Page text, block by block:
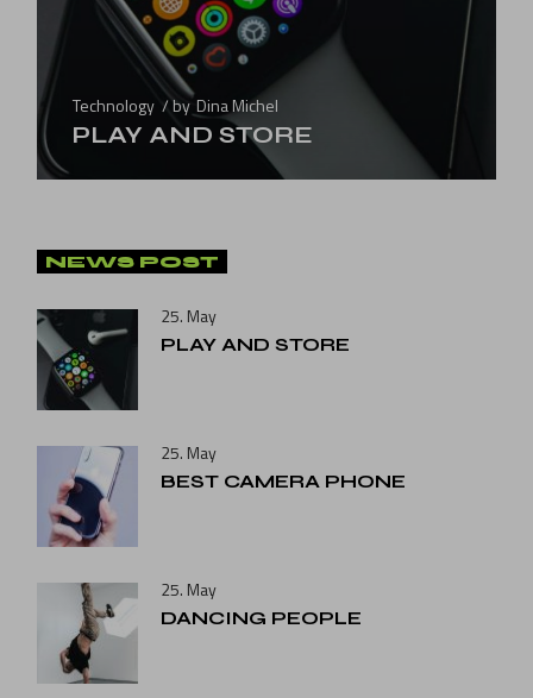
Technology by Dina Michel
PLAY AND STORE
NEWS POST
25. May
PLAY AND STORE
25. May
BEST CAMERA PHONE
25. May
DANCING PEOPLE